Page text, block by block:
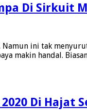
Di Sirkuit
Namun ini tak
makin handal.
2020 Di